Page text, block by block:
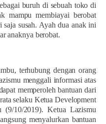
buruh di sebuah toko di
mampu membiayai berobat
susah. Ayah dua anak ini
anaknya berobat.
terhubung dengan orang
menggali informasi atas
memperoleh bantuan dari
selaku Ketua Development
(9/10/2019). Ketua Lazismu
menyalurkan bantuan